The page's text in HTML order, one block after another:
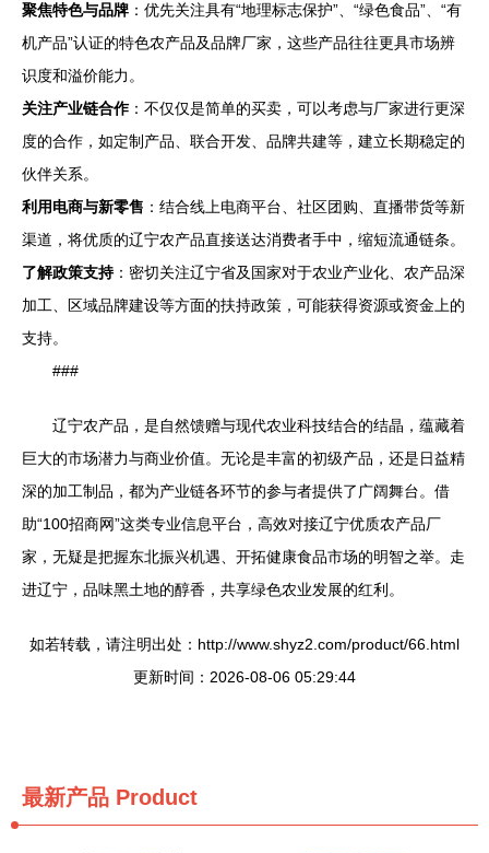
聚焦特色与品牌 ：优先关注具有“地理标志保护”、“绿色食品”、“有
机产品”认证的特色农产品及品牌厂家，这些产品往往更具市场辨
识度和溢价能力。
关注产业链合作：不仅仅是简单的买卖，可以考虑与厂家进行更深
度的合作，如定制产品、联合开发、品牌共建等，建立长期稳定的
伙伴关系。
利用电商与新零售 ：结合线上电商平台、社区团购、直播带货等新
渠道，将优质的辽宁农产品直接送达消费者手中，缩短流通链条。
了解政策支持：密切关注辽宁省及国家对于农业产业化、农产品深
加工、区域品牌建设等方面的扶持政策，可能获得资源或资金上的
支持。
###
辽宁农产品，是自然馈赠与现代农业科技结合的结晶，蕴藏着
巨大的市场潜力与商业价值。无论是丰富的初级产品，还是日益精
深的加工制品，都为产业链各环节的参与者提供了广阔舞台。借
助“100招商网”这类专业信息平台，高效对接辽宁优质农产品厂
家，无疑是把握东北振兴机遇、开拓健康食品市场的明智之举。走
进辽宁，品味黑土地的醇香，共享绿色农业发展的红利。
如若转载，请注明出处：http://www.shyz2.com/product/66.html
更新时间：2026-08-06 05:29:44
最新产品 Product